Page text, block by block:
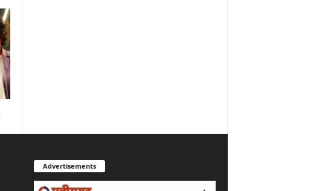
Advertisements